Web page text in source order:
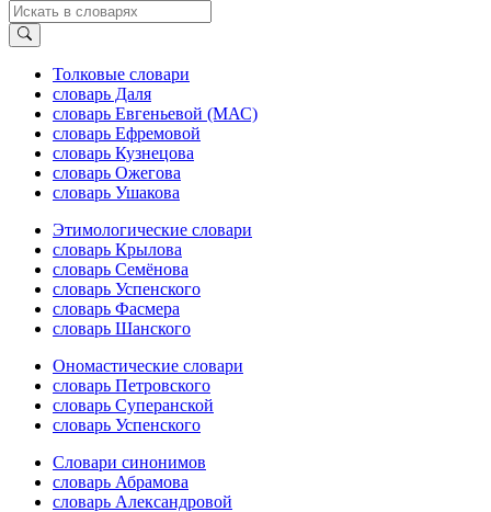
Толковые словари
словарь Даля
словарь Евгеньевой (МАС)
словарь Ефремовой
словарь Кузнецова
словарь Ожегова
словарь Ушакова
Этимологические словари
словарь Крылова
словарь Семёнова
словарь Успенского
словарь Фасмера
словарь Шанского
Ономастические словари
словарь Петровского
словарь Суперанской
словарь Успенского
Словари синонимов
словарь Абрамова
словарь Александровой